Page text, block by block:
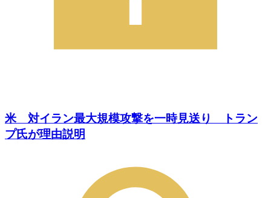
米 対イラン最大規模攻撃を一時見送り トラン
プ氏が理由説明